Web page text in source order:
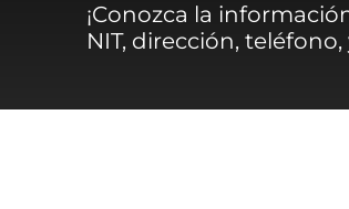
¡Conozca la
NIT, dirección,